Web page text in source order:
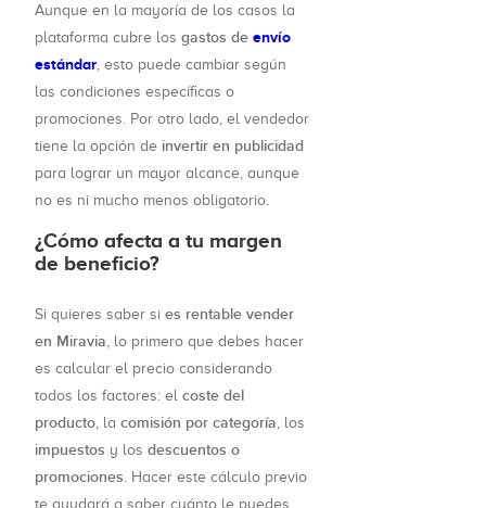
Aunque en la mayoría de los casos la
plataforma cubre los gastos de envío
estándar, esto puede cambiar según
las condiciones específicas o
promociones. Por otro lado, el vendedor
tiene la opción de invertir en publicidad
para lograr un mayor alcance, aunque
no es ni mucho menos obligatorio.
¿Cómo afecta a tu margen
de beneficio?
Si quieres saber si es rentable vender
en Miravia, lo primero que debes hacer
es calcular el precio considerando
todos los factores: el coste del
producto, la comisión por categoría, los
impuestos y los descuentos o
promociones. Hacer este cálculo previo
te ayudará a saber cuánto le puedes